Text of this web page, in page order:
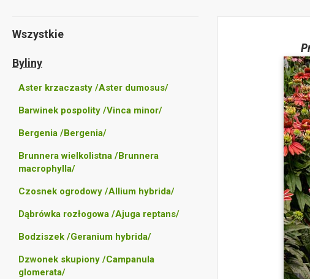
Wszystkie
Byliny
Aster krzaczasty /Aster dumosus/
Barwinek pospolity /Vinca minor/
Bergenia /Bergenia/
Brunnera wielkolistna /Brunnera
macrophylla/
Czosnek ogrodowy /Allium hybrida/
Dąbrówka rozłogowa /Ajuga reptans/
Bodziszek /Geranium hybrida/
Dzwonek skupiony /Campanula
glomerata/